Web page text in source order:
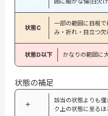
状態C
一部の範囲に目視
み・折れ・目立つ欠
状態D以下 かなりの範囲に
状態の補足
＋
該当の状態よりも
ク上の状態に至るほ